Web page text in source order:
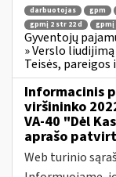
darbuotojas gpm
gpmį 2 str 22 d
gpmį
Gyventojų
» Verslo
Teisės,
Informacinis
viršininko
VA-40 "Dėl
aprašo
Web turinio